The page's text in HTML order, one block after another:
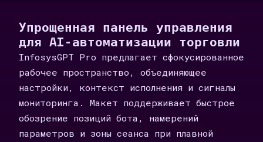
Упрощенная панель управления
для AI-автоматизации торговли
InfosysGPT Pro предлагает сфокусированное
рабочее пространство, объединяющее
настройки, контекст исполнения и сигналы
мониторинга. Макет поддерживает быстрое
обозрение позиций бота, намерений
параметров и зоны сеанса при плавной